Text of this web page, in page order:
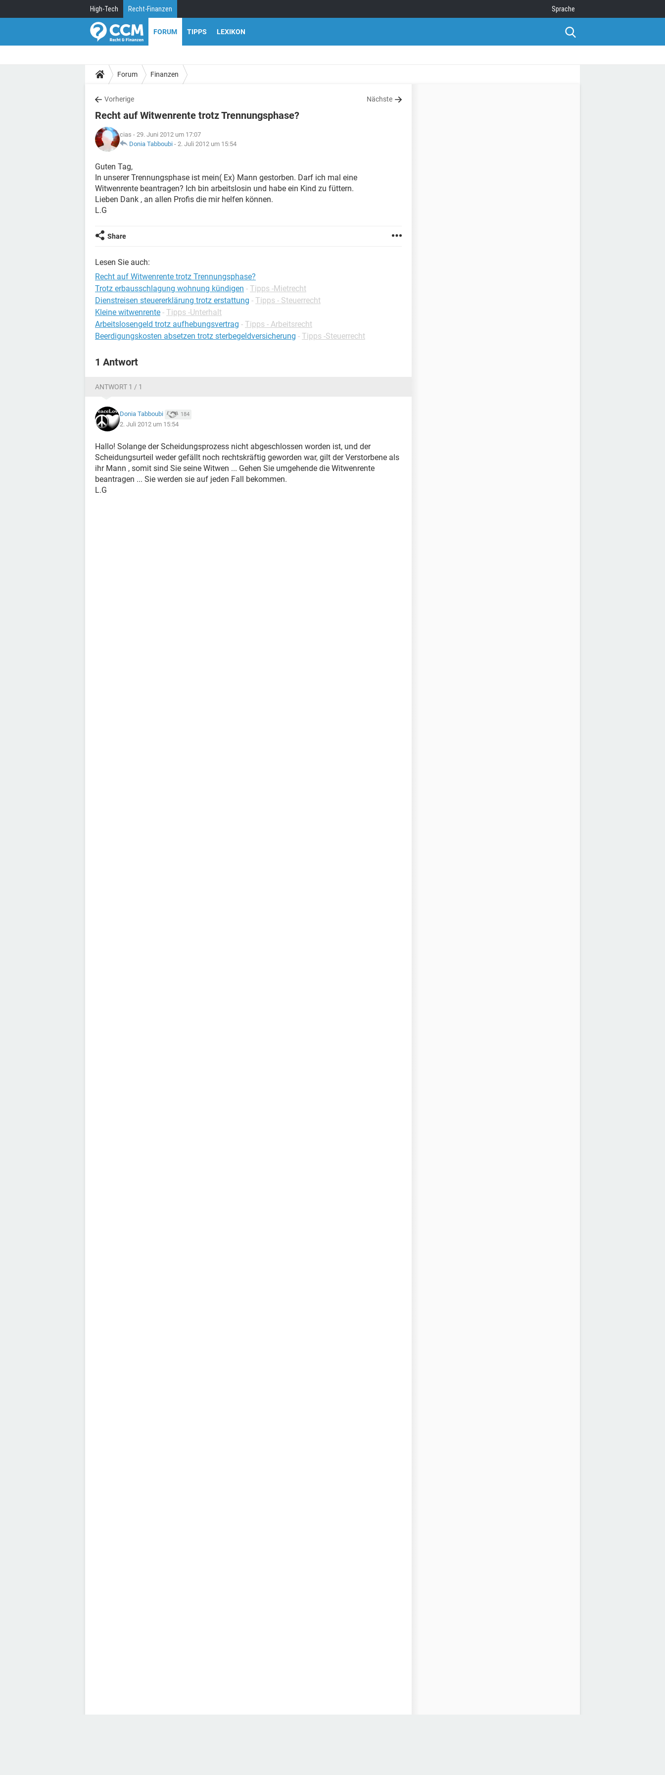
High-Tech Recht-Finanzen Sprache
FORUM TIPPS LEXIKON
Forum Finanzen
Vorherige Nächste
Recht auf Witwenrente trotz Trennungsphase?
cias - 29. Juni 2012 um 17:07
Donia Tabboubi - 2. Juli 2012 um 15:54
Guten Tag,
In unserer Trennungsphase ist mein( Ex) Mann gestorben. Darf ich mal eine
Witwenrente beantragen? Ich bin arbeitslosin und habe ein Kind zu füttern.
Lieben Dank , an allen Profis die mir helfen können.
L.G
Share
Lesen Sie auch:
Recht auf Witwenrente trotz Trennungsphase?
Trotz erbausschlagung wohnung kündigen - Tipps -Mietrecht
Dienstreisen steuererklärung trotz erstattung - Tipps - Steuerrecht
Kleine witwenrente - Tipps -Unterhalt
Arbeitslosengeld trotz aufhebungsvertrag - Tipps - Arbeitsrecht
Beerdigungskosten absetzen trotz sterbegeldversicherung - Tipps -Steuerrecht
1 Antwort
ANTWORT 1 / 1
Donia Tabboubi 184
2. Juli 2012 um 15:54
Hallo! Solange der Scheidungsprozess nicht abgeschlossen worden ist, und der
Scheidungsurteil weder gefällt noch rechtskräftig geworden war, gilt der Verstorbene als
ihr Mann , somit sind Sie seine Witwen ... Gehen Sie umgehende die Witwenrente
beantragen ... Sie werden sie auf jeden Fall bekommen.
L.G